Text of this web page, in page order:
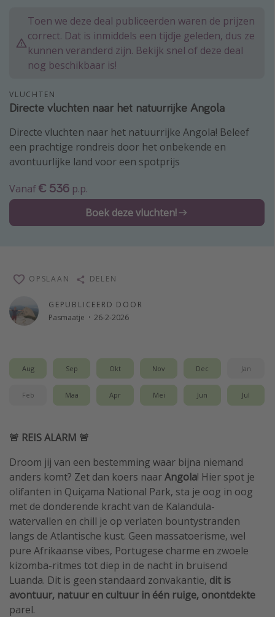
Single reizen
Zonvakanties
Rondreizen
Meer onderwerpen
Reisblog
Reiskalender
25 beste pretparken
Center Parcs
Disneyland Parijs
All inclusive vakantie in Griekenland
Toen we deze deal publiceerden waren de prijzen
correct. Dat is inmiddels een tijdje geleden, dus ze
kunnen veranderd zijn. Bekijk snel of deze deal
nog beschikbaar is!
VLUCHTEN
Directe vluchten naar het natuurrijke Angola
Directe vluchten naar het natuurrijke Angola! Beleef
een prachtige rondreis door het onbekende en
avontuurlijke land voor een spotprijs
Vanaf€ 536 p.p.
Boek deze vluchten!
GEPUBLICEERD DOOR
Pasmaatje · 26-2-2026
OPSLAAN DELEN
Aug Sep Okt Nov Dec Jan
Feb Maa Apr Mei Jun Jul
🚨 REIS ALARM 🚨
Droom jij van een bestemming waar bijna niemand
anders komt? Zet dan koers naarAngola! Hier spot je
olifanten in Quiçama National Park, sta je oog in oog
met de donderende kracht van de Kalandula-
watervallen en chill je op verlaten bountystranden
langs de Atlantische kust. Geen massatoerisme, wel
pure Afrikaanse vibes, Portugese charme en zwoele
kizomba-ritmes tot diep in de nacht in bruisend
Luanda. Dit is geen standaard zonvakantie, dit is
avontuur, natuur en cultuur in één ruige, onontdekte
parel.